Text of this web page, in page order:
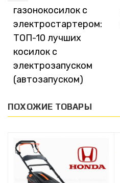
газонокосилок с
электростартером:
ТОП-10 лучших
косилок с
электрозапуском
(автозапуском)
ПОХОЖИЕ ТОВАРЫ